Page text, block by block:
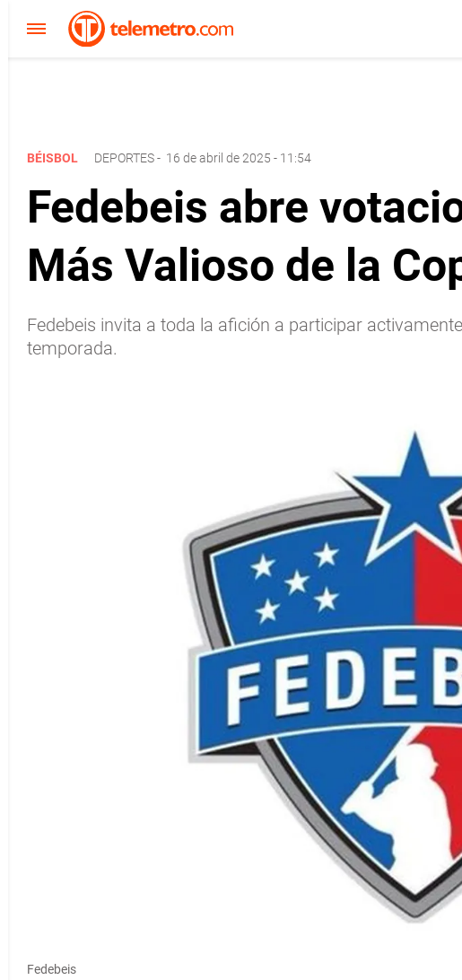
BÉISBOL DEPORTES- 16 de abril de 2025 - 11:54
Fedebeis abre
Más Valioso de la
Fedebeis invita a toda la afición a participar
temporada.
Fedebeis